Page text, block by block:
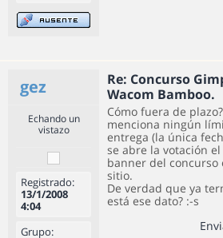
gez
Re: Concurso
Wacom Bamboo.
Echando un
vistazo
Registrado:
13/1/2008
4:04
Grupo:
Cómo fuera de
menciona ningún
entrega (la única
se abre la votación el
banner del concurso
sitio.
De verdad que ya
está ese dato? :-s